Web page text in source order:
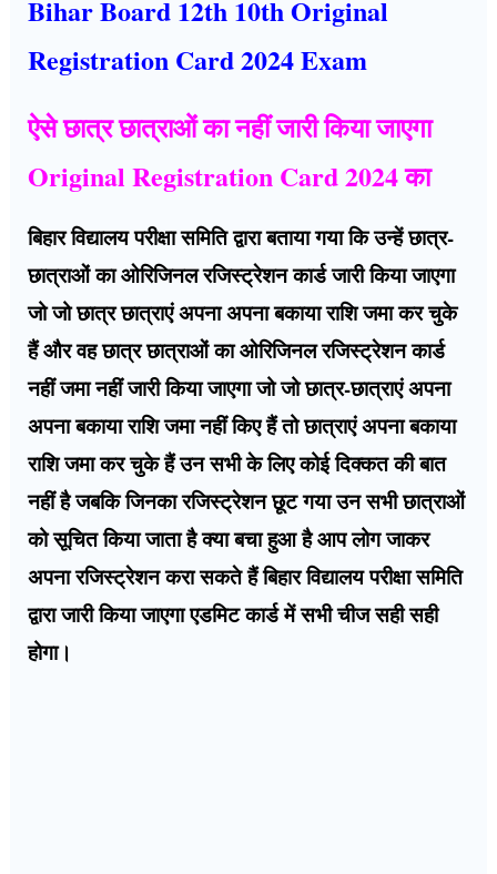
Bihar Board 12th 10th Original
Registration Card 2024 Exam
ऐसे छात्र छात्राओं का नहीं जारी किया जाएगा
Original Registration Card 2024 का
बिहार विद्यालय परीक्षा समिति द्वारा बताया गया कि उन्हें छात्र-
छात्राओं का ओरिजिनल रजिस्ट्रेशन कार्ड जारी किया जाएगा
जो जो छात्र छात्राएं अपना अपना बकाया राशि जमा कर चुके
हैं और वह छात्र छात्राओं का ओरिजिनल रजिस्ट्रेशन कार्ड
नहीं जमा नहीं जारी किया जाएगा जो जो छात्र-छात्राएं अपना
अपना बकाया राशि जमा नहीं किए हैं तो छात्राएं अपना बकाया
राशि जमा कर चुके हैं उन सभी के लिए कोई दिक्कत की बात
नहीं है जबकि जिनका रजिस्ट्रेशन छूट गया उन सभी छात्राओं
को सूचित किया जाता है क्या बचा हुआ है आप लोग जाकर
अपना रजिस्ट्रेशन करा सकते हैं बिहार विद्यालय परीक्षा समिति
द्वारा जारी किया जाएगा एडमिट कार्ड में सभी चीज सही सही
होगा।